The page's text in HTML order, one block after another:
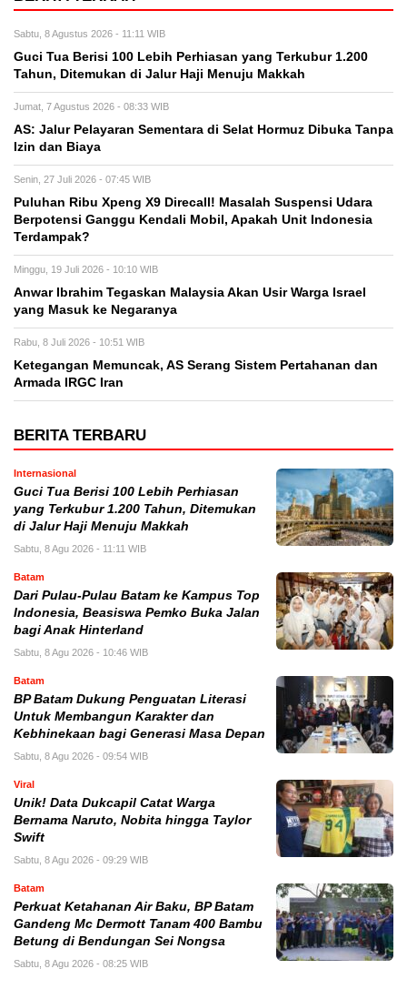
Sabtu, 8 Agustus 2026 - 11:11 WIB
Guci Tua Berisi 100 Lebih Perhiasan yang Terkubur 1.200
Tahun, Ditemukan di Jalur Haji Menuju Makkah
Jumat, 7 Agustus 2026 - 08:33 WIB
AS: Jalur Pelayaran Sementara di Selat Hormuz Dibuka Tanpa
Izin dan Biaya
Senin, 27 Juli 2026 - 07:45 WIB
Puluhan Ribu Xpeng X9 Direcall! Masalah Suspensi Udara
Berpotensi Ganggu Kendali Mobil, Apakah Unit Indonesia
Terdampak?
Minggu, 19 Juli 2026 - 10:10 WIB
Anwar Ibrahim Tegaskan Malaysia Akan Usir Warga Israel
yang Masuk ke Negaranya
Rabu, 8 Juli 2026 - 10:51 WIB
Ketegangan Memuncak, AS Serang Sistem Pertahanan dan
Armada IRGC Iran
BERITA TERBARU
Internasional
Guci Tua Berisi 100 Lebih Perhiasan
yang Terkubur 1.200 Tahun, Ditemukan
di Jalur Haji Menuju Makkah
Sabtu, 8 Agu 2026 - 11:11 WIB
Batam
Dari Pulau-Pulau Batam ke Kampus Top
Indonesia, Beasiswa Pemko Buka Jalan
bagi Anak Hinterland
Sabtu, 8 Agu 2026 - 10:46 WIB
Batam
BP Batam Dukung Penguatan Literasi
Untuk Membangun Karakter dan
Kebhinekaan bagi Generasi Masa Depan
Sabtu, 8 Agu 2026 - 09:54 WIB
Viral
Unik! Data Dukcapil Catat Warga
Bernama Naruto, Nobita hingga Taylor
Swift
Sabtu, 8 Agu 2026 - 09:29 WIB
Batam
Perkuat Ketahanan Air Baku, BP Batam
Gandeng Mc Dermott Tanam 400 Bambu
Betung di Bendungan Sei Nongsa
Sabtu, 8 Agu 2026 - 08:25 WIB